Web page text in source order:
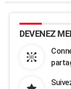
DEVENEZ